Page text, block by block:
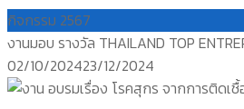
กิจกรรม 2567
งานมอบ รางวัล THAILAND TOP
Posted
on
02/10/202423/12/2024